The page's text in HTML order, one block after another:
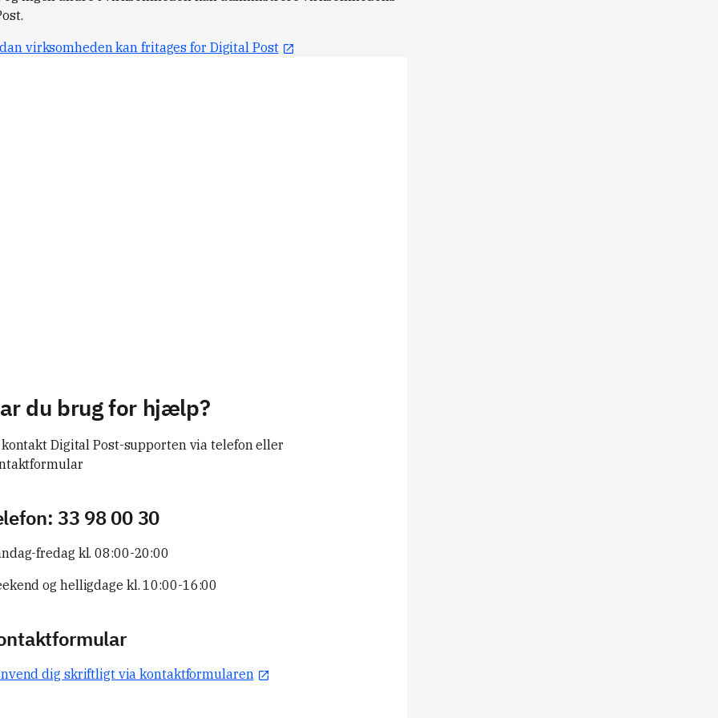
virksomheden kan fritages for Digital Post
du brug for hjælp?
kontakt Digital Post-supporten via telefon eller
33 98 00 30
fredag kl. 08:00-20:00
og helligdage kl. 10:00-16:00
dig skriftligt via kontaktformularen